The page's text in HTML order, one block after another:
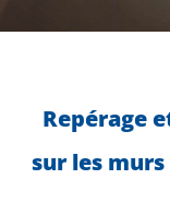
Repérage
sur les